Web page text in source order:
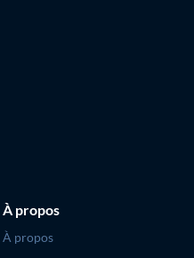
À propos
À propos